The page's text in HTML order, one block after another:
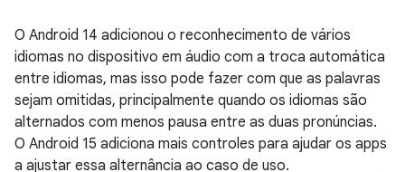
O Android 14 adicionou o reconhecimento de vários
idiomas no dispositivo em áudio com a troca automática
entre idiomas, mas isso pode fazer com que as palavras
sejam omitidas, principalmente quando os idiomas são
alternados com menos pausa entre as duas pronúncias.
O Android 15 adiciona mais controles para ajudar os apps
a ajustar essa alternância ao caso de uso.